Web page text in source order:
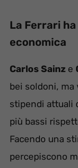
La Ferrari
economica
Carlos Sainz e
bei soldoni,
stipendi attuali
più bassi
Facendo una
percepiscono